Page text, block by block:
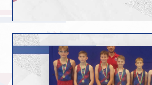
- Papp Levente az egyéni összetett 4.
meg
- Simon Ádám pedig a 6. helyen zárt
Köszönjük és gratulálunk az edzői
munkájához: Fazekas Péter, Szűcs
és Szabó Nándor!